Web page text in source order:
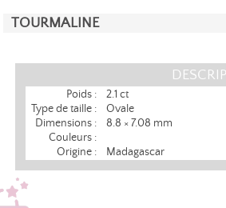
TOURMALINE
Poids :
2.1 ct
Type de taille :
Ovale
Dimensions :
8.8 × 7.08 mm
Couleurs :
Origine :
Madagascar